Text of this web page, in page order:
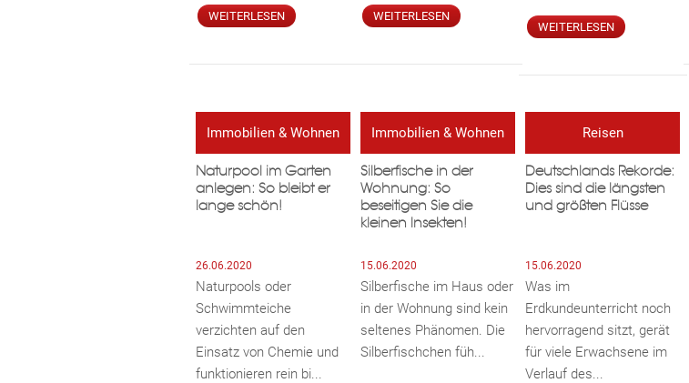
WEITERLESEN WEITERLESEN
WEITERLESEN
Immobilien & Wohnen
Naturpool im Garten
anlegen: So bleibt er
lange schön!
26.06.2020
Naturpools oder
Schwimmteiche
verzichten auf den
Einsatz von Chemie und
funktionieren rein bi...
Immobilien & Wohnen
Silberfische in der
Wohnung: So
beseitigen Sie die
kleinen Insekten!
15.06.2020
Silberfische im Haus oder
in der Wohnung sind kein
seltenes Phänomen. Die
Silberfischchen füh...
Reisen
Deutschlands Rekorde:
Dies sind die längsten
und größten Flüsse
15.06.2020
Was im
Erdkundeunterricht noch
hervorragend sitzt, gerät
für viele Erwachsene im
Verlauf des...